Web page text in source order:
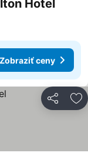
Hotel
Zobraziť ceny
Zdieľať